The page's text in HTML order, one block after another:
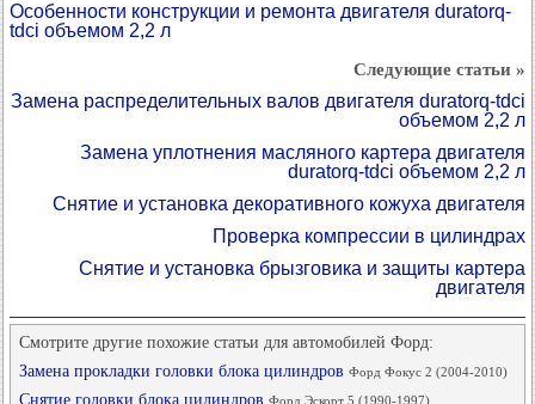
Особенности конструкции и ремонта двигателя duratorq-
tdci объемом 2,2 л
Следующие статьи »
Замена распределительных валов двигателя duratorq-tdci
объемом 2,2 л
Замена уплотнения масляного картера двигателя
duratorq-tdci объемом 2,2 л
Снятие и установка декоративного кожуха двигателя
Проверка компрессии в цилиндрах
Снятие и установка брызговика и защиты картера
двигателя
Смотрите другие похожие статьи для автомобилей Форд:
Замена прокладки головки блока цилиндров Форд Фокус 2 (2004-2010)
Снятие головки блока цилиндров Форд Эскорт 5 (1990-1997)